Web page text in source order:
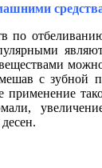
по
с зубной
применение